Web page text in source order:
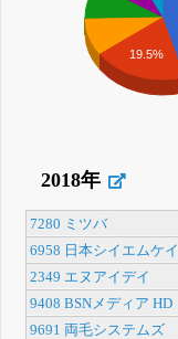
19.5%
2018年
7280 ミツバ
6958 日本シイエムケイ
2349 エヌアイデイ
9408 BSNメディア HD
9691 両毛システムズ